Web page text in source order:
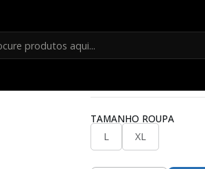
|
TAMANHO ROUPA
L
XL